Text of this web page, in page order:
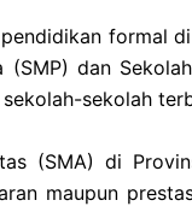
formal
dan
sekolah
(SMA) di
maupun